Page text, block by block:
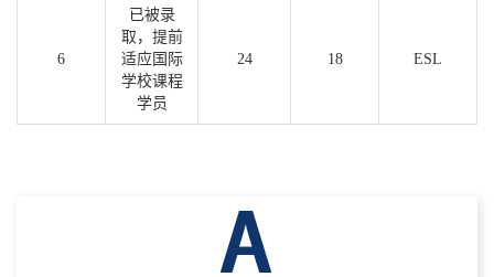
6
已被录
取，提前
适应国际
学校课程
学员
24 18 ESL